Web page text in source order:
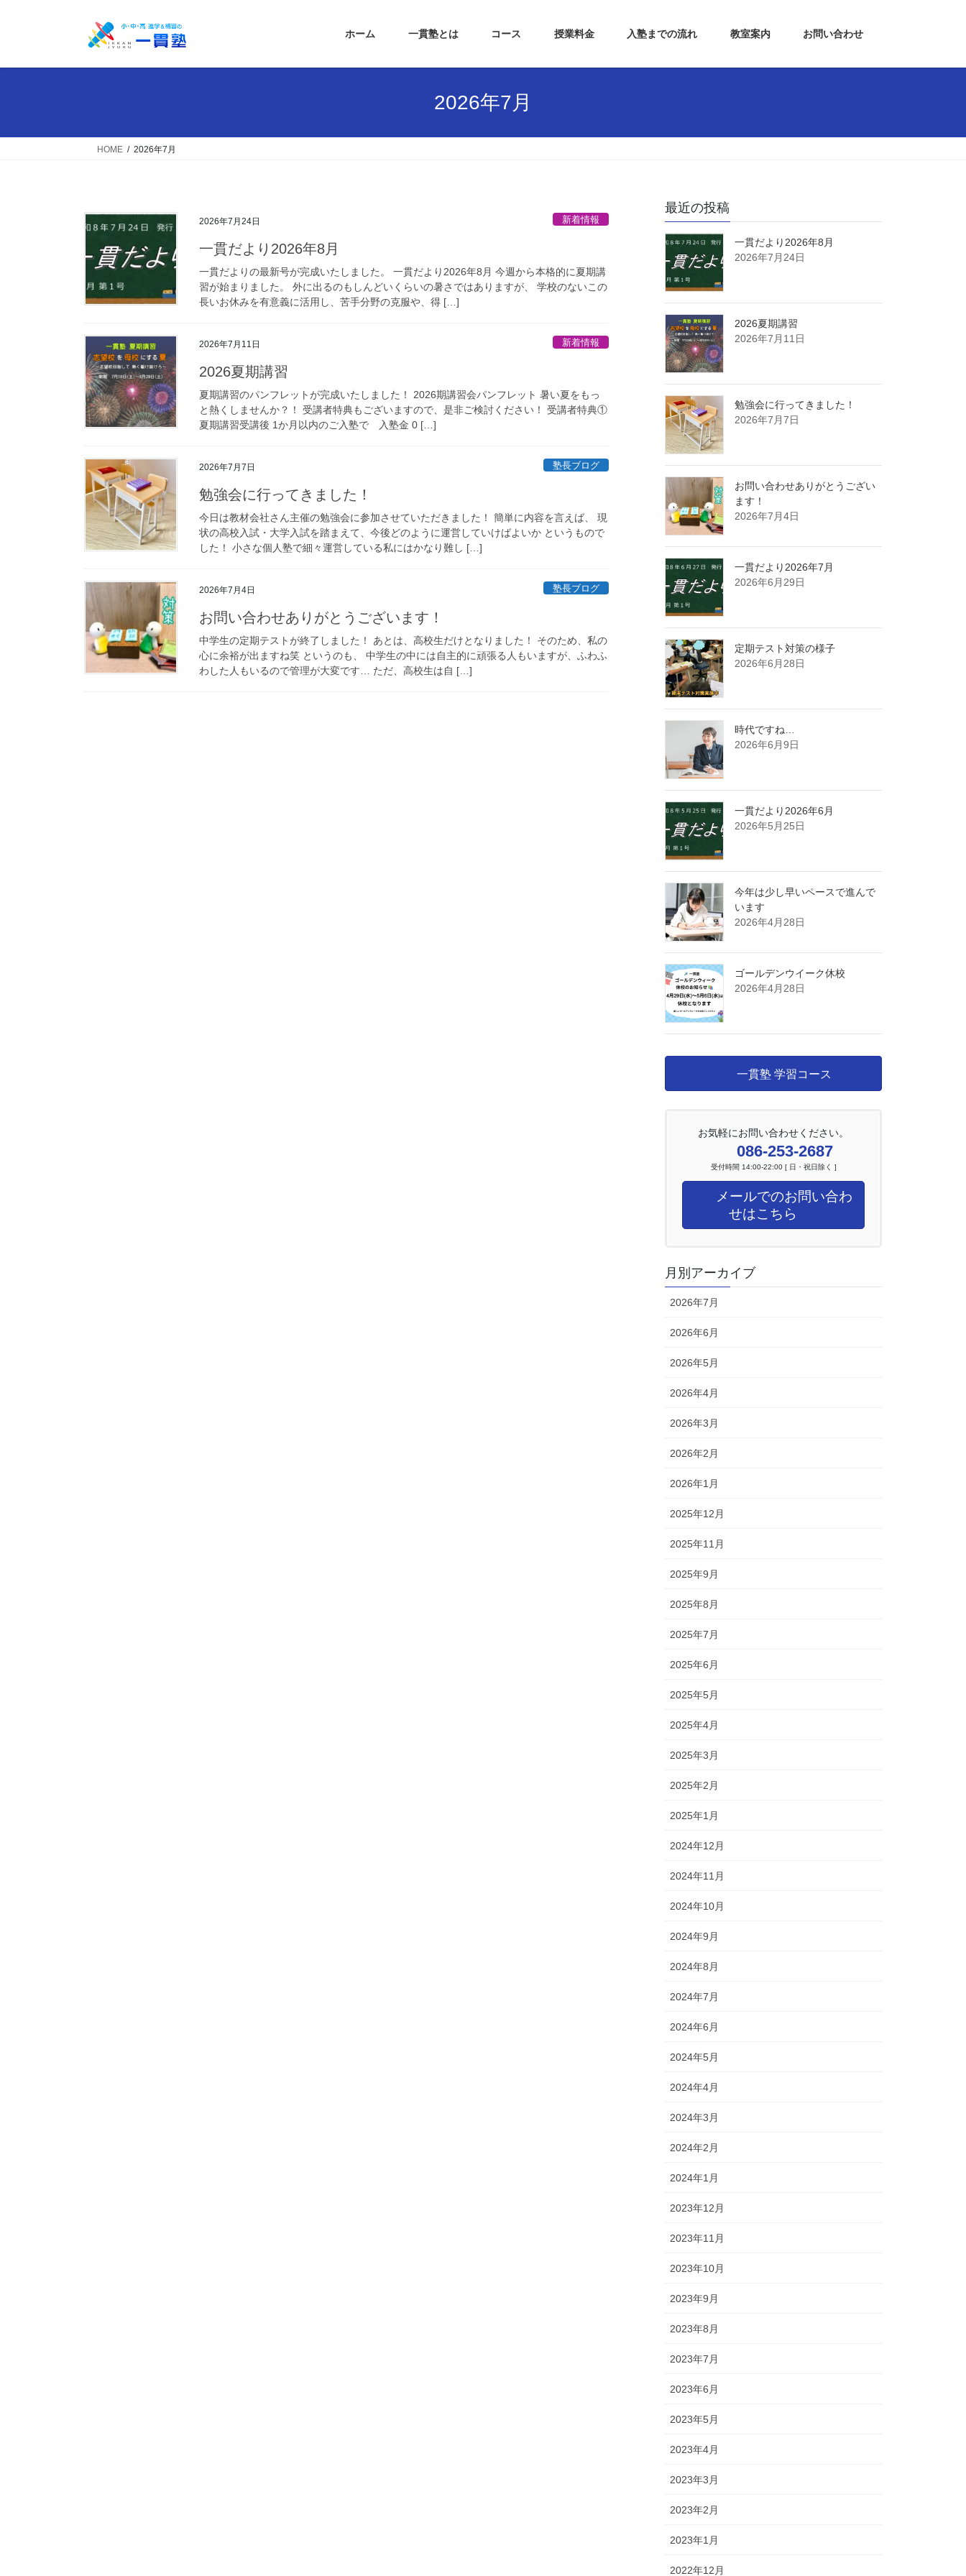
ホーム 一貫塾とは コース 授業料金 入塾までの流れ 教室案内 お問い合わせ
2026年7月
HOME 2026年7月
2026年7月24日 新着情報
一貫だより2026年8月
一貫だよりの最新号が完成いたしました。 一貫だより2026年8月 今週から本格的に夏期講
習が始まりました。 外に出るのもしんどいくらいの暑さではありますが、 学校のないこの
長いお休みを有意義に活用し、苦手分野の克服や、得 […]
2026年7月11日 新着情報
2026夏期講習
夏期講習のパンフレットが完成いたしました！ 2026期講習会パンフレット 暑い夏をもっ
と熱くしませんか？！ 受講者特典もございますので、是非ご検討ください！ 受講者特典①
夏期講習受講後 1か月以内のご入塾で 入塾金 0 […]
2026年7月7日 塾長ブログ
勉強会に行ってきました！
今日は教材会社さん主催の勉強会に参加させていただきました！ 簡単に内容を言えば、 現
状の高校入試・大学入試を踏まえて、今後どのように運営していけばよいか というもので
した！ 小さな個人塾で細々運営している私にはかなり難し […]
2026年7月4日 塾長ブログ
お問い合わせありがとうございます！
中学生の定期テストが終了しました！ あとは、高校生だけとなりました！ そのため、私の
心に余裕が出ますね笑 というのも、 中学生の中には自主的に頑張る人もいますが、ふわふ
わした人もいるので管理が大変です… ただ、高校生は自 […]
最近の投稿
一貫だより2026年8月
2026年7月24日
2026夏期講習
2026年7月11日
勉強会に行ってきました！
2026年7月7日
お問い合わせありがとうござい
ます！
2026年7月4日
一貫だより2026年7月
2026年6月29日
定期テスト対策の様子
2026年6月28日
時代ですね…
2026年6月9日
一貫だより2026年6月
2026年5月25日
今年は少し早いペースで進んで
います
2026年4月28日
ゴールデンウイーク休校
2026年4月28日
一貫塾 学習コース
お気軽にお問い合わせください。
086-253-2687
受付時間 14:00-22:00 [ 日・祝日除く ]
メールでのお問い合わ
せはこちら
月別アーカイブ
2026年7月
2026年6月
2026年5月
2026年4月
2026年3月
2026年2月
2026年1月
2025年12月
2025年11月
2025年9月
2025年8月
2025年7月
2025年6月
2025年5月
2025年4月
2025年3月
2025年2月
2025年1月
2024年12月
2024年11月
2024年10月
2024年9月
2024年8月
2024年7月
2024年6月
2024年5月
2024年4月
2024年3月
2024年2月
2024年1月
2023年12月
2023年11月
2023年10月
2023年9月
2023年8月
2023年7月
2023年6月
2023年5月
2023年4月
2023年3月
2023年2月
2023年1月
2022年12月